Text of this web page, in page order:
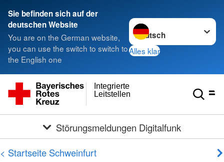
Sie befinden sich auf der
deutschen Website
You are on the German website,
you can use the switch to switch to
the English one
Sprache wechseln zu
Alles klar
Leitstellen
Integrierte
Störungsmeldungen Digitalfunk
< Startseite Schweinfurt